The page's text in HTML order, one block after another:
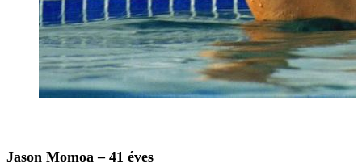
Jason Momoa – 41 éves